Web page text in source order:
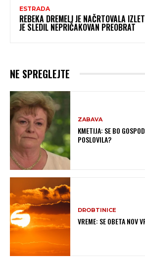
ESTRADA
REBEKA DREMELJ JE NAČRTOVALA
JE SLEDIL NEPRIČAKOVAN PREOBRAT
NE SPREGLEJTE
ZABAVA
KMETIJA: SE BO
POSLOVILA?
DROBTINICE
VREME: SE OBETA NOV